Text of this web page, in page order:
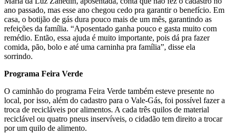
ano passado, mas esse ano chegou cedo pra garantir o benefício. Em
casa, o botijão de gás dura pouco mais de um mês, garantindo as
refeições da família. “Aposentado ganha pouco e gasta muito com
remédio. Então, essa ajuda é muito importante, pois dá pra fazer
comida, pão, bolo e até uma carninha pra família”, disse ela
sorrindo.
Programa Feira Verde
O caminhão do programa Feira Verde também esteve presente no
local, por isso, além do cadastro para o Vale-Gás, foi possível fazer a
troca de recicláveis por alimentos. A cada três quilos de material
reciclável ou quatro pneus inservíveis, o cidadão tem direito a trocar
por um quilo de alimento.